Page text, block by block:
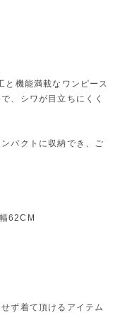
と機能満載なワンピース
、シワが目立ちにくく
パクトに収納でき、ご
62CM
ず着て頂けるアイテム